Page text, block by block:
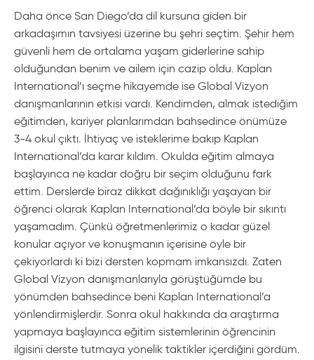
Daha önce San Diego’da dil kursuna giden bir
arkadaşımın tavsiyesi üzerine bu şehri seçtim. Şehir hem
güvenli hem de ortalama yaşam giderlerine sahip
olduğundan benim ve ailem için cazip oldu. Kaplan
International’ı seçme hikayemde ise Global Vizyon
danışmanlarının etkisi vardı. Kendimden, almak istediğim
eğitimden, kariyer planlarımdan bahsedince önümüze
3-4 okul çıktı. İhtiyaç ve isteklerime bakıp Kaplan
International’da karar kıldım. Okulda eğitim almaya
başlayınca ne kadar doğru bir seçim olduğunu fark
ettim. Derslerde biraz dikkat dağınıklığı yaşayan bir
öğrenci olarak Kaplan International’da böyle bir sıkıntı
yaşamadım. Çünkü öğretmenlerimiz o kadar güzel
konular açıyor ve konuşmanın içerisine öyle bir
çekiyorlardı ki bizi dersten kopmam imkansızdı. Zaten
Global Vizyon danışmanlarıyla görüştüğümde bu
yönümden bahsedince beni Kaplan International’a
yönlendirmişlerdir. Sonra okul hakkında da araştırma
yapmaya başlayınca eğitim sistemlerinin öğrencinin
ilgisini derste tutmaya yönelik taktikler içerdiğini gördüm.